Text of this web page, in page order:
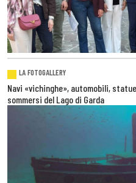
LA FOTOGALLERY
Navi «vichinghe», automobili,
sommersi del Lago di Garda